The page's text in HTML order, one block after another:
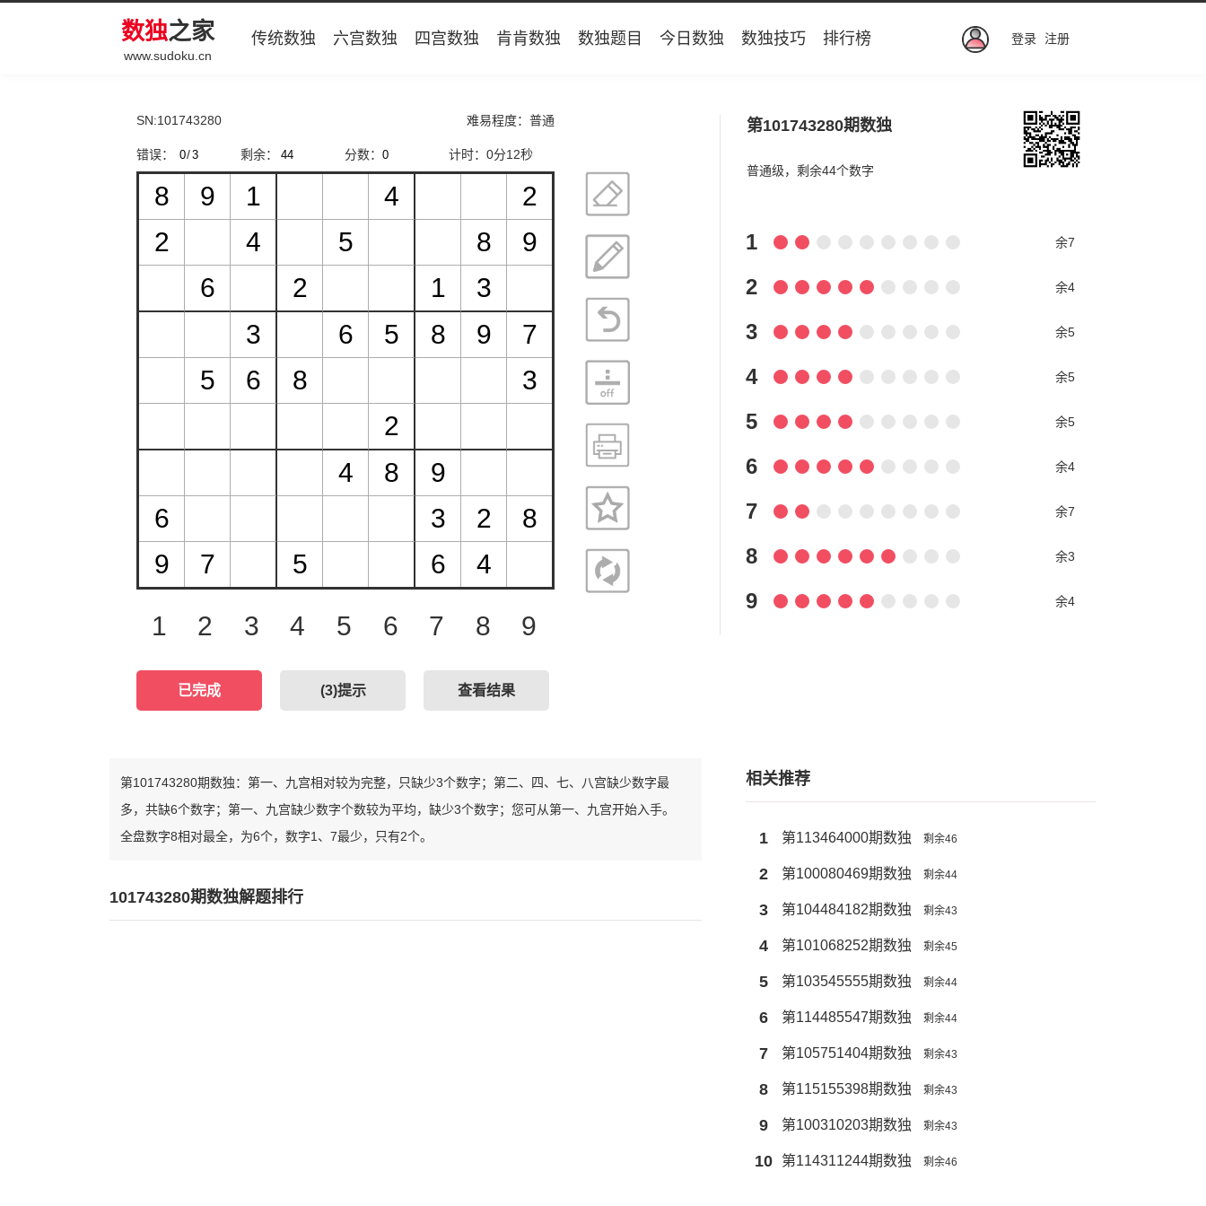
数独之家
www.sudoku.cn
传统数独 六宫数独 四宫数独 肯肯数独 数独题目 今日数独 数独技巧 排行榜 登录 注册
SN:101743280 难易程度：普通
错误： / 剩余： 分数： 计时： 0分12秒
1 2 3 4 5 6 7 8 9
已完成 (3)提示 查看结果
第101743280期数独
普通级，剩余44个数字
1 余7
2 余4
3 余5
4 余5
5 余5
6 余4
7 余7
8 余3
9 余4
第101743280期数独：第一、九宫相对较为完整，只缺少3个数字；第二、四、七、八宫缺少数字最
多，共缺6个数字；第一、九宫缺少数字个数较为平均，缺少3个数字；您可从第一、九宫开始入手。
全盘数字8相对最全，为6个，数字1、7最少，只有2个。
101743280期数独解题排行
相关推荐
1 第113464000期数独 剩余46
2 第100080469期数独 剩余44
3 第104484182期数独 剩余43
4 第101068252期数独 剩余45
5 第103545555期数独 剩余44
6 第114485547期数独 剩余44
7 第105751404期数独 剩余43
8 第115155398期数独 剩余43
9 第100310203期数独 剩余43
10 第114311244期数独 剩余46